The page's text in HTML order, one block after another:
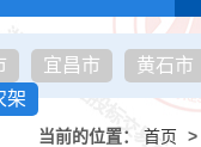
宜昌市
黄石市
架
当前的位置： 首页 >